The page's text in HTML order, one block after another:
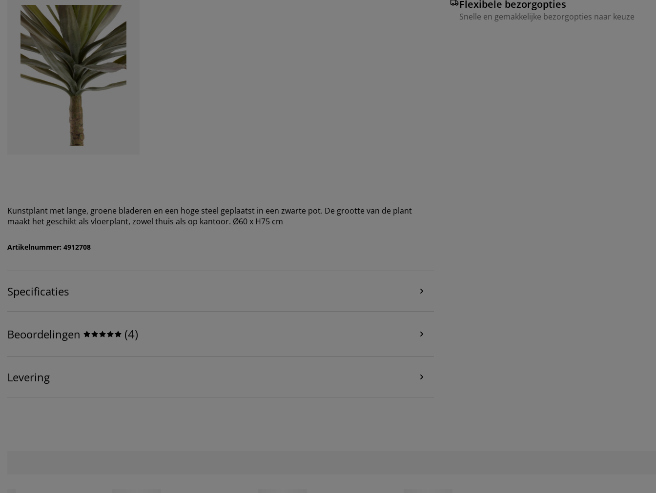
Flexibele bezorgopties
Snelle en gemakkelijke bezorgopties naar keuze
Kunstplant met lange, groene bladeren en een hoge steel geplaatst in een zwarte pot. De grootte van de plant
maakt het geschikt als vloerplant, zowel thuis als op kantoor. Ø60 x H75 cm
Artikelnummer: 4912708
Specificaties
Beoordelingen (4)
Levering